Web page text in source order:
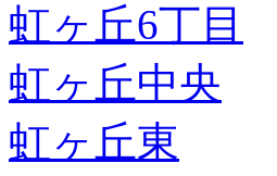
虹ヶ丘6丁目
虹ヶ丘中央
虹ヶ丘東